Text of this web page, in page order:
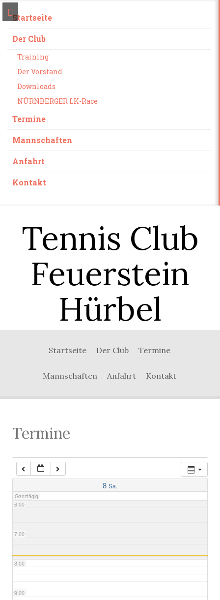
Startseite
Der Club
Training
Der Vorstand
Downloads
NÜRNBERGER LK-Race
Termine
Mannschaften
Anfahrt
Kontakt
Tennis Club
Feuerstein
Hürbel
Startseite Der Club Termine
Mannschaften Anfahrt Kontakt
Termine
8 Sa.
Ganztägig
5:00
6:00
7:00
8:00
9:00